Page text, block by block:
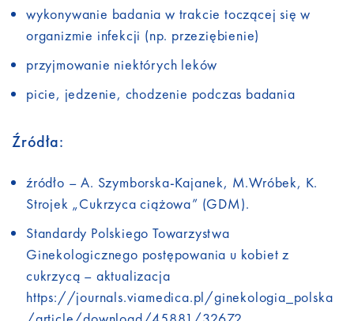
wykonywanie badania w trakcie toczącej się w
organizmie infekcji (np. przeziębienie)
przyjmowanie niektórych leków
picie, jedzenie, chodzenie podczas badania
Źródła:
źródło – A. Szymborska-Kajanek, M.Wróbek, K.
Strojek „Cukrzyca ciążowa” (GDM).
Standardy Polskiego Towarzystwa
Ginekologicznego postępowania u kobiet z
cukrzycą – aktualizacja
https://journals.viamedica.pl/ginekologia_polska